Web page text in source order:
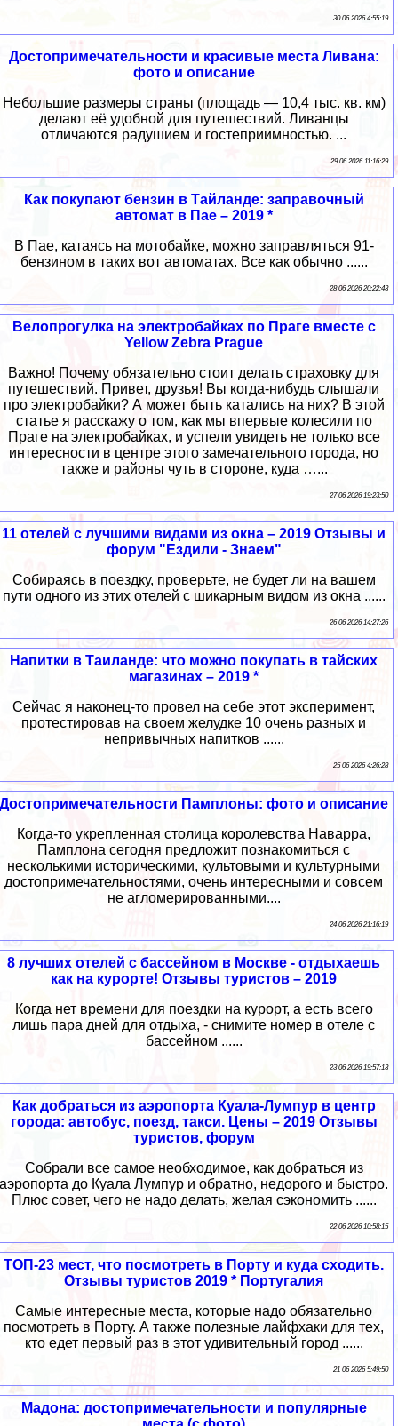
30 06 2026 4:55:19
Достопримечательности и красивые места Ливана:
фото и описание
Небольшие размеры страны (площадь — 10,4 тыс. кв. км)
делают её удобной для путешествий. Ливанцы
отличаются радушием и гостеприимностью. ...
29 06 2026 11:16:29
Как покупают бензин в Тайланде: заправочный
автомат в Пае – 2019 *
В Пае, катаясь на мотобайке, можно заправляться 91-
бензином в таких вот автоматах. Все как обычно ......
28 06 2026 20:22:43
Велопрогулка на электробайках по Праге вместе с
Yellow Zebra Prague
Важно! Почему обязательно стоит делать страховку для
путешествий. Привет, друзья! Вы когда-нибудь слышали
про электробайки? А может быть катались на них? В этой
статье я расскажу о том, как мы впервые колесили по
Праге на электробайках, и успели увидеть не только все
интересности в центре этого замечательного города, но
также и районы чуть в стороне, куда …...
27 06 2026 19:23:50
11 отелей с лучшими видами из окна – 2019 Отзывы и
форум "Ездили - Знаем"
Собираясь в поездку, проверьте, не будет ли на вашем
пути одного из этих отелей с шикарным видом из окна ......
26 06 2026 14:27:26
Напитки в Таиланде: что можно покупать в тайских
магазинах – 2019 *
Сейчас я наконец-то провел на себе этот эксперимент,
протестировав на своем желудке 10 очень разных и
непривычных напитков ......
25 06 2026 4:26:28
Достопримечательности Памплоны: фото и описание
Когда-то укрепленная столица королевства Наварра,
Памплона сегодня предложит познакомиться с
несколькими историческими, культовыми и культурными
достопримечательностями, очень интересными и совсем
не агломерированными....
24 06 2026 21:16:19
8 лучших отелей с бассейном в Москве - отдыхаешь
как на курорте! Отзывы туристов – 2019
Когда нет времени для поездки на курорт, а есть всего
лишь пара дней для отдыха, - снимите номер в отеле с
бассейном ......
23 06 2026 19:57:13
Как добраться из аэропорта Куала-Лумпур в центр
города: автобус, поезд, такси. Цены – 2019 Отзывы
туристов, форум
Собрали все самое необходимое, как добраться из
аэропорта до Куала Лумпур и обратно, недорого и быстро.
Плюс совет, чего не надо делать, желая сэкономить ......
22 06 2026 10:58:15
ТОП-23 мест, что посмотреть в Порту и куда сходить.
Отзывы туристов 2019 * Португалия
Самые интересные места, которые надо обязательно
посмотреть в Порту. А также полезные лайфхаки для тех,
кто едет первый раз в этот удивительный город ......
21 06 2026 5:49:50
Мадона: достопримечательности и популярные